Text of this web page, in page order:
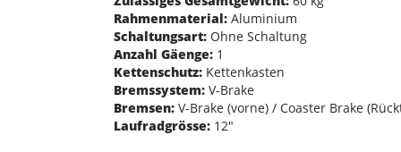
Rahmenmaterial: Aluminium
Schaltungsart: Ohne Schaltung
Anzahl Gäenge: 1
Kettenschutz: Kettenkasten
Bremssystem: V-Brake
Bremsen: V-Brake (vorne) / Coaster Brake
Laufradgrösse: 12"